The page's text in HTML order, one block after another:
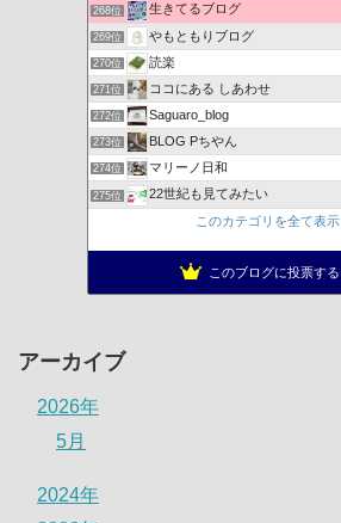
268位 生きてるブログ
269位 やもともりブログ
270位 読楽
271位 ココにある しあわせ
272位 Saguaro_blog
273位 BLOG Pちやん
274位 マリーノ日和
275位
22世紀も見てみたい
このカテゴリを全て表示
このブログに投票する
アーカイブ
2026年
5月
2024年